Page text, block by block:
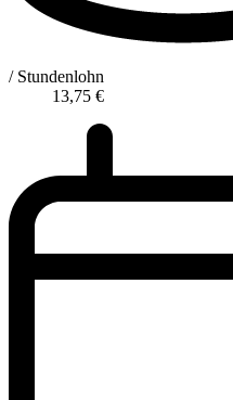
/ Stundenlohn
13,75 €